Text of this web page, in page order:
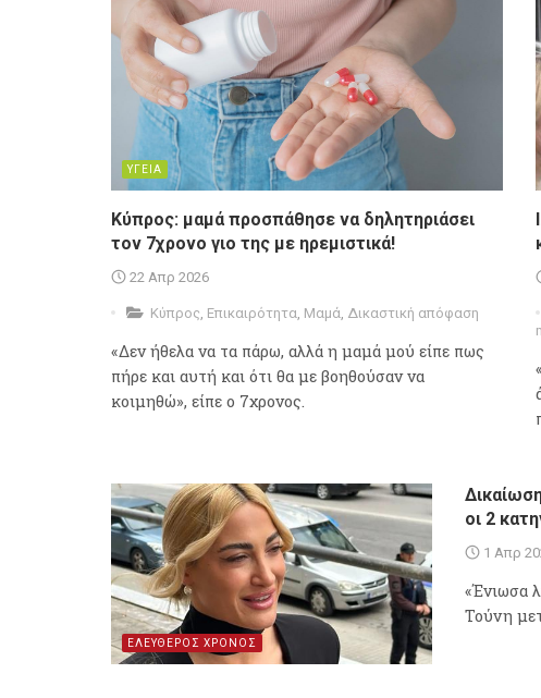
ΥΓΕΙΑ
Κύπρος: μαμά προσπάθησε να δηλητηριάσει
τον 7χρονο γιο της με ηρεμιστικά!
22 Απρ 2026
Κύπρος, Επικαιρότητα, Μαμά, Δικαστική απόφαση
«Δεν ήθελα να τα πάρω, αλλά η μαμά μού είπε πως
πήρε και αυτή και ότι θα με βοηθούσαν να
κοιμηθώ», είπε ο 7χρονος.
ΕΛΕΥΘΕΡΟΣ ΧΡΟΝΟΣ
οι 2
1 Απρ
«Ένιωσα
Τούνη